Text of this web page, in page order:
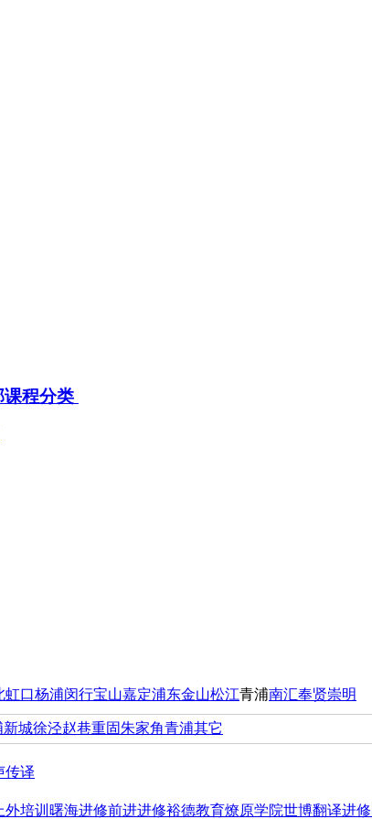
课程分类
虹口杨浦闵行宝山嘉定浦东金山松江青浦南汇奉贤崇明
新城徐泾赵巷重固朱家角青浦其它
传译
外培训 曙海进修前进进修裕德教育燎原学院世博翻译进修